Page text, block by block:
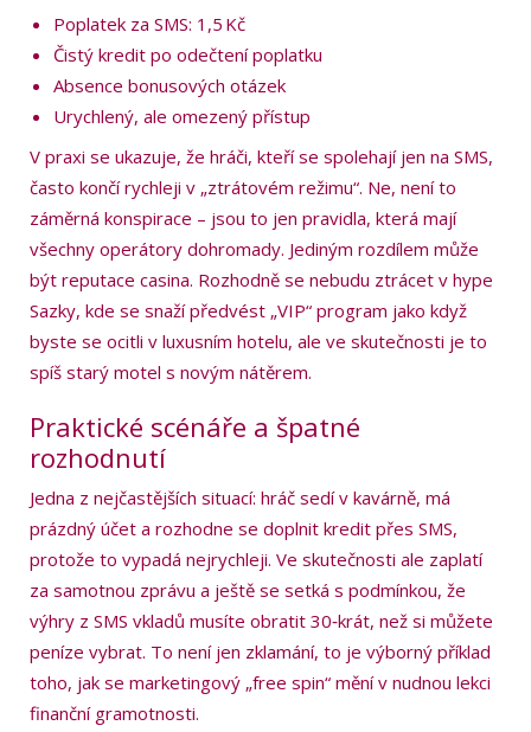
Poplatek za SMS: 1,5 Kč
Čistý kredit po odečtení poplatku
Absence bonusových otázek
Urychlený, ale omezený přístup
V praxi se ukazuje, že hráči, kteří se spolehají jen na SMS,
často končí rychleji v „ztrátovém režimu“. Ne, není to
záměrná konspirace – jsou to jen pravidla, která mají
všechny operátory dohromady. Jediným rozdílem může
být reputace casina. Rozhodně se nebudu ztrácet v hype
Sazky, kde se snaží předvést „VIP“ program jako když
byste se ocitli v luxusním hotelu, ale ve skutečnosti je to
spíš starý motel s novým nátěrem.
Praktické scénáře a špatné
rozhodnutí
Jedna z nejčastějších situací: hráč sedí v kavárně, má
prázdný účet a rozhodne se doplnit kredit přes SMS,
protože to vypadá nejrychleji. Ve skutečnosti ale zaplatí
za samotnou zprávu a ještě se setká s podmínkou, že
výhry z SMS vkladů musíte obratit 30‑krát, než si můžete
peníze vybrat. To není jen zklamání, to je výborný příklad
toho, jak se marketingový „free spin“ mění v nudnou lekci
finanční gramotnosti.